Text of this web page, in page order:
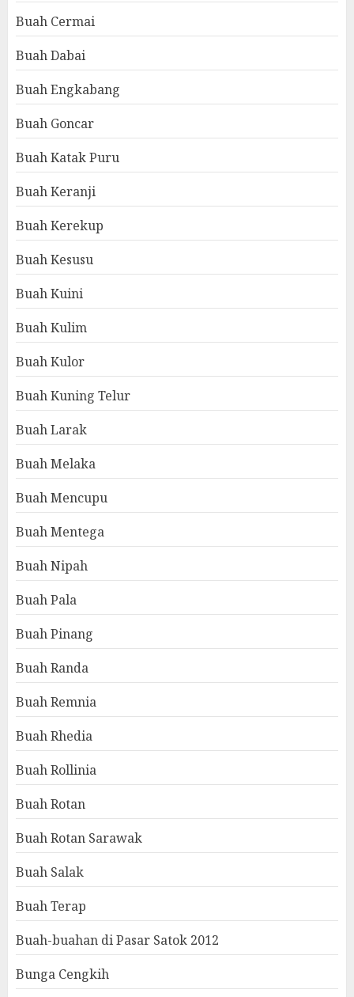
Buah Cermai
Buah Dabai
Buah Engkabang
Buah Goncar
Buah Katak Puru
Buah Keranji
Buah Kerekup
Buah Kesusu
Buah Kuini
Buah Kulim
Buah Kulor
Buah Kuning Telur
Buah Larak
Buah Melaka
Buah Mencupu
Buah Mentega
Buah Nipah
Buah Pala
Buah Pinang
Buah Randa
Buah Remnia
Buah Rhedia
Buah Rollinia
Buah Rotan
Buah Rotan Sarawak
Buah Salak
Buah Terap
Buah-buahan di Pasar Satok 2012
Bunga Cengkih